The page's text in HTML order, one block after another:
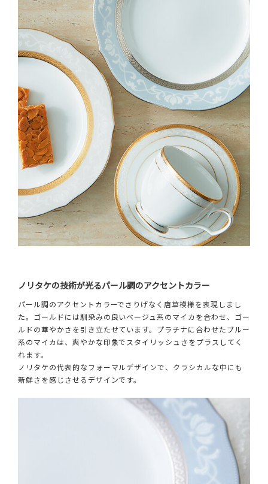
ノリタケの技術が光るパール調のアクセントカラー
パール調のアクセントカラーでさりげなく唐草模様を表現しまし
た。ゴールドには馴染みの良いベージュ系のマイカを合わせ、ゴー
ルドの華やかさを引き立たせています。プラチナに合わせたブルー
系のマイカは、爽やかな印象でスタイリッシュさをプラスしてく
れます。
ノリタケの代表的なフォーマルデザインで、クラシカルな中にも
新鮮さを感じさせるデザインです。